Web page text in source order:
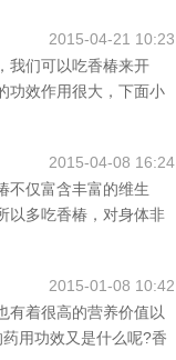
2015-04-21 10:23
我们可以吃香椿来开
功效作用很大，下面小
2015-04-08 16:24
不仅富含丰富的维生
以多吃香椿，对身体非
2015-01-08 10:42
有着很高的营养价值以
用功效又是什么呢?香